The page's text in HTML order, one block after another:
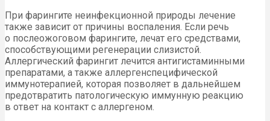
При фарингите неинфекционной природы лечение
также зависит от причины воспаления. Если речь
о послеожоговом фарингите, лечат его средствами,
способствующими регенерации слизистой.
Аллергический фарингит лечится антигистаминными
препаратами, а также аллергенспецифической
иммунотерапией, которая позволяет в дальнейшем
предотвратить патологическую иммунную реакцию
в ответ на контакт с аллергеном.